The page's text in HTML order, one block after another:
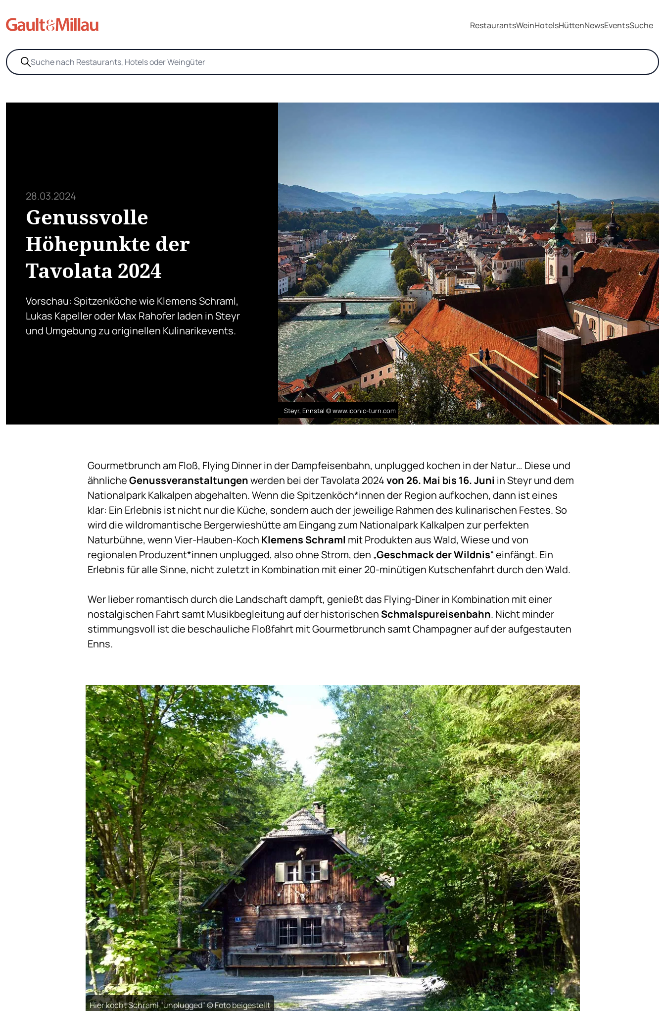
RestaurantsWeinHotelsHüttenNewsEventsSuche
28.03.2024
Genussvolle
Höhepunkte der
Tavolata 2024
Vorschau: Spitzenköche wie Klemens Schraml,
Lukas Kapeller oder Max Rahofer laden in Steyr
und Umgebung zu originellen Kulinarikevents.
Steyr, Ennstal © www.iconic-turn.com
Gourmetbrunch am Floß, Flying Dinner in der Dampfeisenbahn, unplugged kochen in der Natur… Diese und
ähnlicheGenussveranstaltungenwerden bei der Tavolata 2024von 26. Mai bis 16. Juni in Steyr und dem
Nationalpark Kalkalpen abgehalten. Wenn die Spitzenköch*innen der Region aufkochen, dann ist eines
klar: Ein Erlebnis ist nicht nur die Küche, sondern auch der jeweilige Rahmen des kulinarischen Festes. So
wird die wildromantische Bergerwieshütte am Eingang zum Nationalpark Kalkalpen zur perfekten
Naturbühne, wenn Vier-Hauben-Koch Klemens Schraml mit Produkten aus Wald, Wiese und von
regionalen Produzent*innen unplugged, also ohne Strom, den „Geschmack der Wildnis“ einfängt. Ein
Erlebnis für alle Sinne, nicht zuletzt in Kombination mit einer 20-minütigen Kutschenfahrt durch den Wald.
Wer lieber romantisch durch die Landschaft dampft, genießt das Flying-Diner in Kombination mit einer
nostalgischen Fahrt samt Musikbegleitung auf der historischen Schmalspureisenbahn. Nicht minder
stimmungsvoll ist die beschauliche Floßfahrt mit Gourmetbrunch samt Champagner auf der aufgestauten
Enns.
Hier kocht Schraml "unplugged" © Foto beigestellt